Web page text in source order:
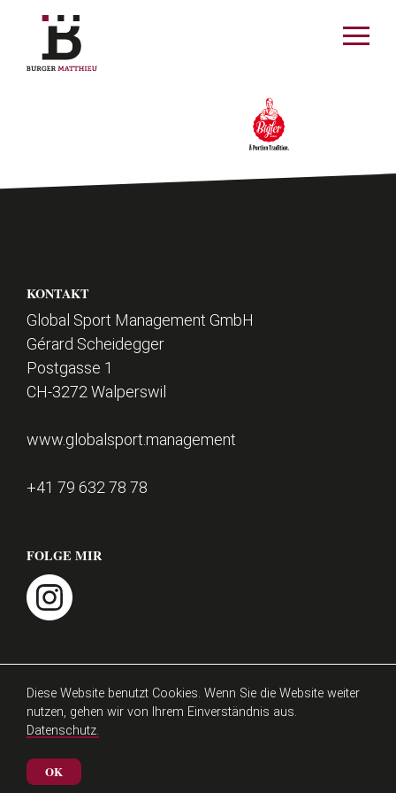
Menü
öffnen
schliessen
SPORT
SPONSOREN
KONTAKT
F
o
o
t
e
r
KONTAKT
Global Sport Management GmbH
Gérard Scheidegger
Postgasse 1
CH-3272 Walperswil
www.globalsport.management
+41 79 632 78 78
FOLGE MIR
instagram
Impressum Datenschutz
Diese Website benutzt Cookies. Wenn Sie die Website weiter
nutzen, gehen wir von Ihrem Einverständnis aus.
Datenschutz.
OK